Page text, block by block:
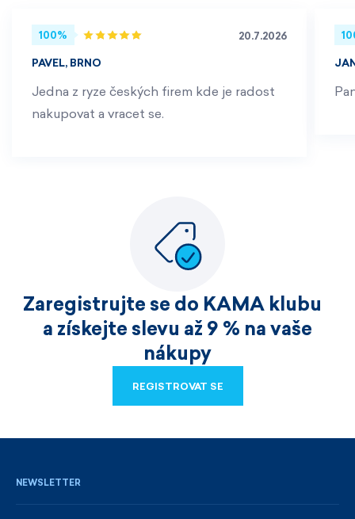
100% 20.7.2026
PAVEL, BRNO
Jedna z ryze českých firem kde je radost
nakupovat a vracet se.
Zaregistrujte se do KAMA klubu
a získejte slevu až 9 % na vaše
nákupy
REGISTROVAT SE
NEWSLETTER